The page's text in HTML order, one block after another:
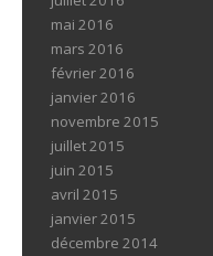
mai 2016
mars 2016
février 2016
janvier 2016
novembre 2015
juillet 2015
juin 2015
avril 2015
janvier 2015
décembre 2014